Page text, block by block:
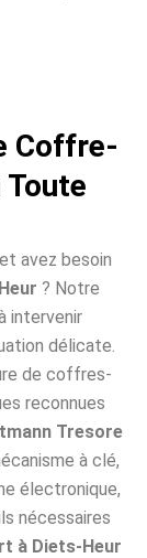
Coffre-
avez besoin
? Notre
intervenir
délicate.
de coffres-
reconnues
Tresore
à clé,
électronique,
nécessaires
à Diets-Heur